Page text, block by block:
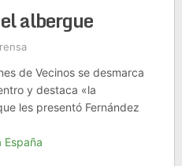
albergue
de Vecinos se desmarca
y destaca «la
les presentó Fernández
España